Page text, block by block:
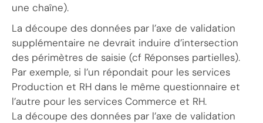
une chaîne).
La découpe des données par l’axe de validation
supplémentaire ne devrait induire d’intersection
des périmètres de saisie (cf Réponses partielles).
Par exemple, si l’un répondait pour les services
Production et RH dans le même questionnaire et
l’autre pour les services Commerce et RH.
La découpe des données par l’axe de validation